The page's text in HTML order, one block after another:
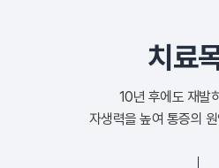
치료
10년 후에도 재발
자생력을 높여 통증의